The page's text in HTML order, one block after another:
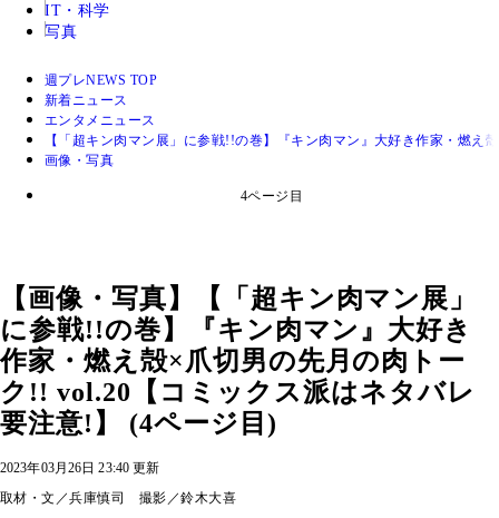
IT・科学
写真
週プレNEWS TOP
新着ニュース
エンタメニュース
【「超キン肉マン展」に参戦!!の巻】『キン肉マン』大好き作家・燃
画像・写真
4ページ目
【画像・写真】【「超キン肉マン展」
に参戦!!の巻】『キン肉マン』大好き
作家・燃え殻×爪切男の先月の肉トー
ク!! vol.20【コミックス派はネタバレ
要注意!】 (4ページ目)
2023年03月26日 23:40 更新
取材・文／兵庫慎司 撮影／鈴木大喜